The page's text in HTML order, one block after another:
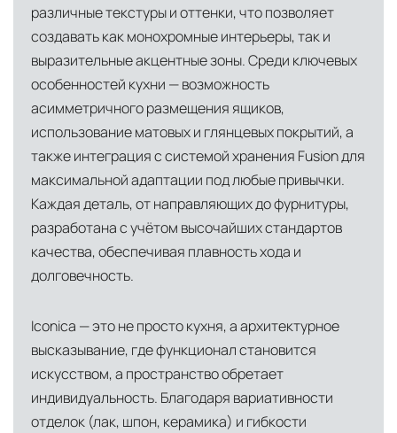
Ближнего Востока и Азии
Кипр— распределительная база для
Средиземноморского региона
Лондон, Великобритания—
логистический хаб для европейского рынка
США— центр доставки для
североамериканского сегмента
Другие страны Европы
— расширенная
сеть партнёрских складов
Условия доставки по Москве и Московской
Для клиентов Москвы и МО предусмотрены
следующие услуги:
Доставка до адреса— транспортировка
товара от нашего склада непосредственно к
различные текстуры и оттенки, что позволяет
создавать как монохромные интерьеры, так и
выразительные акцентные зоны. Среди ключевых
особенностей кухни — возможность
асимметричного размещения ящиков,
использование матовых и глянцевых покрытий, а
также интеграция с системой хранения Fusion для
максимальной адаптации под любые привычки.
Каждая деталь, от направляющих до фурнитуры,
разработана с учётом высочайших стандартов
качества, обеспечивая плавность хода и
долговечность.
Iconica — это не просто кухня, а архитектурное
высказывание, где функционал становится
искусством, а пространство обретает
индивидуальность. Благодаря вариативности
отделок (лак, шпон, керамика) и гибкости